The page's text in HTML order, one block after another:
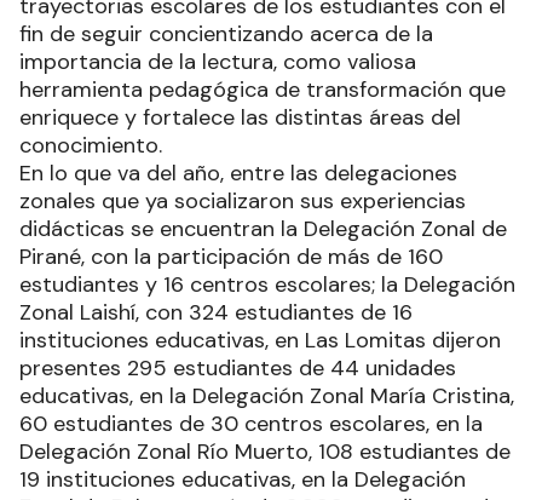
trayectorias escolares de los estudiantes con el
fin de seguir concientizando acerca de la
importancia de la lectura, como valiosa
herramienta pedagógica de transformación que
enriquece y fortalece las distintas áreas del
conocimiento.
En lo que va del año, entre las delegaciones
zonales que ya socializaron sus experiencias
didácticas se encuentran la Delegación Zonal de
Pirané, con la participación de más de 160
estudiantes y 16 centros escolares; la Delegación
Zonal Laishí, con 324 estudiantes de 16
instituciones educativas, en Las Lomitas dijeron
presentes 295 estudiantes de 44 unidades
educativas, en la Delegación Zonal María Cristina,
60 estudiantes de 30 centros escolares, en la
Delegación Zonal Río Muerto, 108 estudiantes de
19 instituciones educativas, en la Delegación